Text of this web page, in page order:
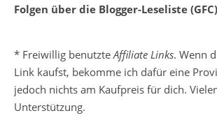
Folgen über die Blogger-Leseliste
* Freiwillig benutzteAffiliate Links. Wenn
Link kaufst, bekomme ich dafür eine
jedoch nichts am Kaufpreis für dich.
Unterstützung.